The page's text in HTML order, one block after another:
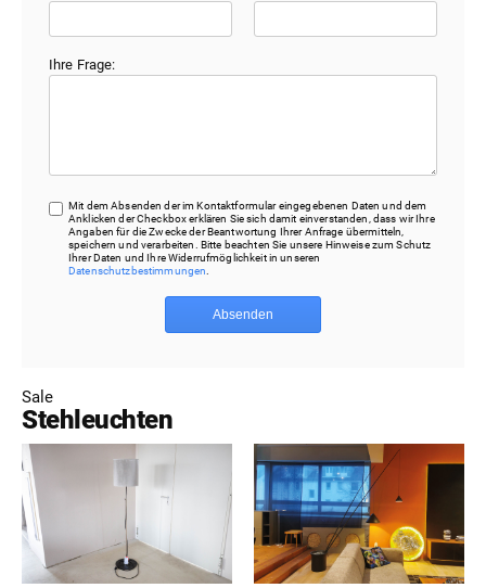
Ihre Frage:
Mit dem Absenden der im Kontaktformular eingegebenen Daten und dem
Anklicken der Checkbox erklären Sie sich damit einverstanden, dass wir Ihre
Angaben für die Zwecke der Beantwortung Ihrer Anfrage übermitteln,
speichern und verarbeiten. Bitte beachten Sie unsere Hinweise zum Schutz
Ihrer Daten und Ihre Widerrufmöglichkeit in unseren
Datenschutzbestimmungen
Absenden
Sale
Stehleuchten